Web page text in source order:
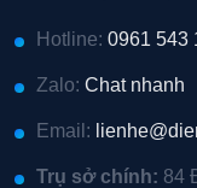
Hotline: 0961 543
Zalo: Chat nhanh
Email:
Trụ sở chính: 84